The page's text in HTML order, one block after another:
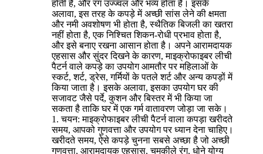
होती है, और रंग उज्ज्वल और भव्य होता है। इसके
अलावा, इस तरह के कपड़े में अच्छी सांस लेने की क्षमता
और नमी अवशोषण भी होता है, स्थैतिक बिजली का खतरा
नहीं होता है, एक निश्चित शिकन-रोधी प्रभाव होता है,
और इसे बनाए रखना आसान होता है। अपने आरामदायक
एहसास और सुंदर दिखने के कारण, माइक्रोफाइबर लीची
पैटर्न वाले कपड़े का उपयोग आमतौर पर महिलाओं के
स्कर्ट, शर्ट, ड्रेस, गर्मियों के पतले शर्ट और अन्य कपड़ों में
किया जाता है। इसके अलावा, इसका उपयोग घर की
सजावट जैसे पर्दे, कुशन और बिस्तर में भी किया जा
सकता है ताकि घर में एक गर्म वातावरण जोड़ा जा सके।
1. चयन: माइक्रोफाइबर लीची पैटर्न वाला कपड़ा खरीदते
समय, आपको गुणवत्ता और उपयोग पर ध्यान देना चाहिए।
खरीदते समय, ऐसे कपड़े चुनना सबसे अच्छा है जो अच्छी
गुणवत्ता, आरामदायक एहसास, चमकीले रंग, धोने योग्य